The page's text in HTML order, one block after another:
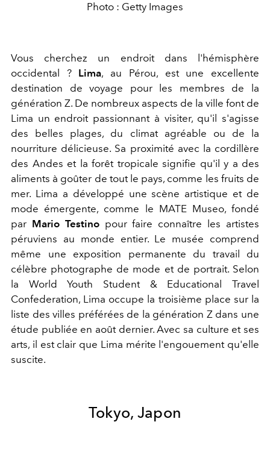
Photo : Getty Images
Vous cherchez un endroit dans l'hémisphère
occidental ?
Lima, au Pérou, est une excellente
destination de voyage pour les membres de la
génération Z. De nombreux aspects de la ville font de
Lima un endroit passionnant à visiter, qu'il s'agisse
des belles plages, du climat agréable ou de la
nourriture délicieuse. Sa proximité avec la cordillère
des Andes et la forêt tropicale signifie qu'il y a des
aliments à goûter de tout le pays, comme les fruits de
mer. Lima a développé une scène artistique et de
mode émergente, comme le MATE Museo, fondé
par Mario Testino pour faire connaître les artistes
péruviens au monde entier. Le musée comprend
même une exposition permanente du travail du
célèbre photographe de mode et de portrait. Selon
la World Youth Student & Educational Travel
Confederation, Lima occupe la troisième place sur la
liste des villes préférées de la génération Z dans une
étude publiée en août dernier. Avec sa culture et ses
arts, il est clair que Lima mérite l'engouement qu'elle
suscite.
Tokyo, Japon